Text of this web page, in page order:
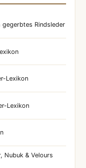
gegerbtes Rindsleder
Lexikon
Lexikon
Nubuk & Velours